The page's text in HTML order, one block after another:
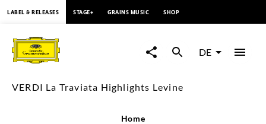
La
Traviata
LABEL & RELEASES STAGE+ GRAINS MUSIC SHOP
DE
VERDI La Traviata Highlights Levine
Home